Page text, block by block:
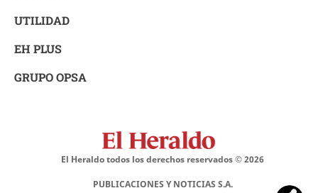
UTILIDAD
EH PLUS
GRUPO OPSA
El Heraldo todos los derechos reservados ©2026
PUBLICACIONES Y NOTICIAS S.A.